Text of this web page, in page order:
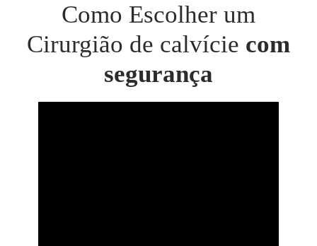
Como Escolher um
Cirurgião de calvície com
segurança